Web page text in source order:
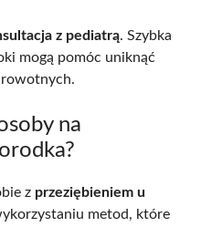
z pediatrą. Szybka
mogą pomóc uniknąć
na
z przeziębieniem u
metod, które